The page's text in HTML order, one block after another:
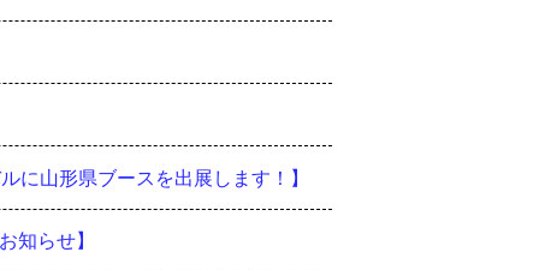
に山形県ブースを出展します！】
知らせ】